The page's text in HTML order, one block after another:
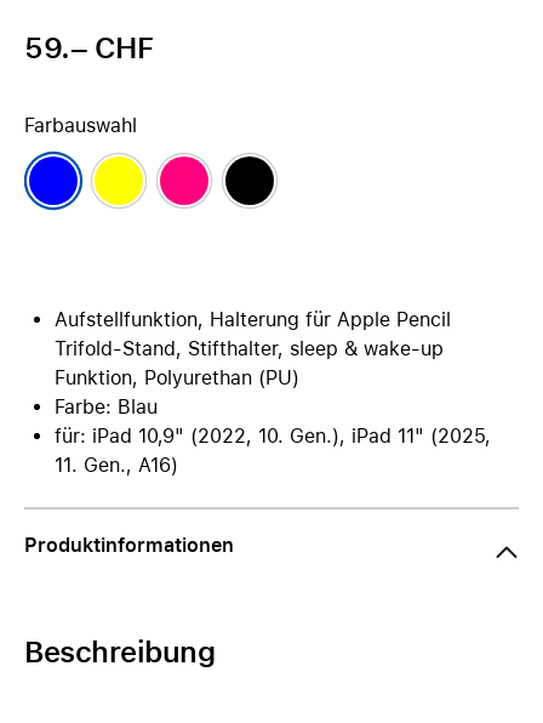
59.– CHF
Farbauswahl
Aufstellfunktion, Halterung für Apple Pencil
Trifold-Stand, Stifthalter, sleep & wake-up
Funktion, Polyurethan (PU)
Farbe: Blau
für: iPad 10,9" (2022, 10. Gen.), iPad 11" (2025,
11. Gen., A16)
Produktinformationen
Beschreibung